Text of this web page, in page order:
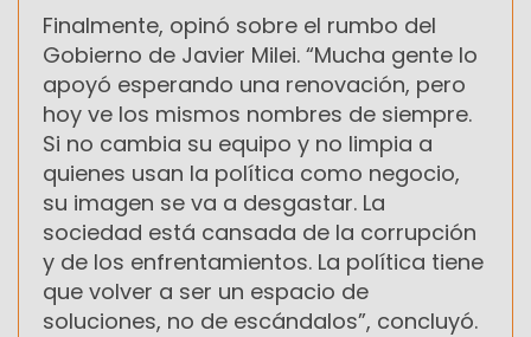
Finalmente, opinó sobre el rumbo del
Gobierno de Javier Milei. “Mucha gente lo
apoyó esperando una renovación, pero
hoy ve los mismos nombres de siempre.
Si no cambia su equipo y no limpia a
quienes usan la política como negocio,
su imagen se va a desgastar. La
sociedad está cansada de la corrupción
y de los enfrentamientos. La política tiene
que volver a ser un espacio de
soluciones, no de escándalos”, concluyó.